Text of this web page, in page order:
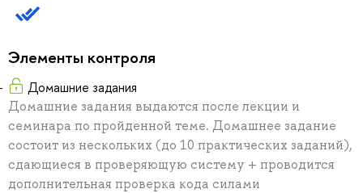
Элементы контроля
Домашние задания
Домашние задания выдаются после лекции и
семинара по пройденной теме. Домашнее задание
состоит из нескольких (до 10 практических заданий),
сдающиеся в проверяющую систему + проводится
дополнительная проверка кода силами